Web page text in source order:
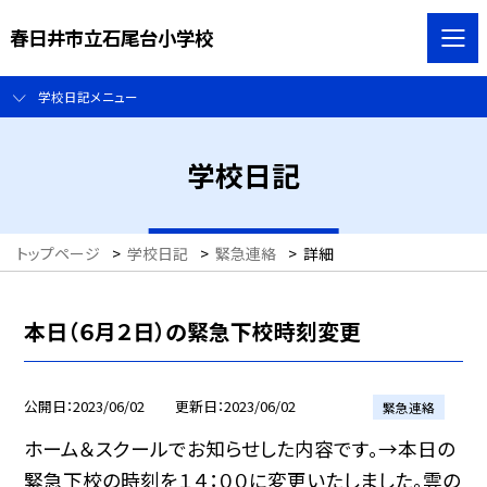
春日井市立石尾台小学校
学校日記メニュー
学校日記
トップページ > 学校日記 > 緊急連絡 > 詳細
本日（６月２日）の緊急下校時刻変更
公開日 2023/06/02 更新日 2023/06/02 緊急連絡
ホーム＆スクールでお知らせした内容です。→本日の
緊急下校の時刻を１４：００に変更いたしました。雲の